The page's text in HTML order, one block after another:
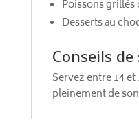
Poissons
Desserts au
Conseils de
Servez entre 14
pleinement de